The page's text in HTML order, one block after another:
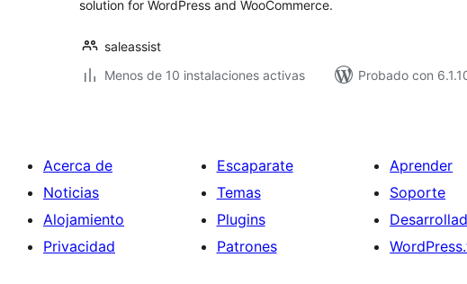
solution for WordPress and WooCommerce.
saleassist
Menos de 10 instalaciones activas
Probado con
Acerca de
Noticias
Alojamiento
Privacidad
Escaparate
Temas
Plugins
Patrones
Aprender
Soporte